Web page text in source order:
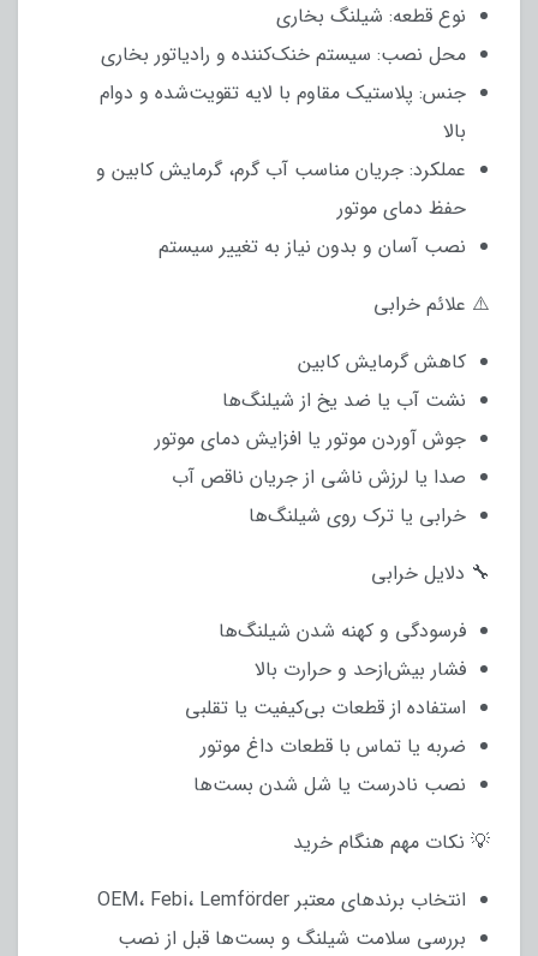
نوع قطعه: شیلنگ بخاری
محل نصب: سیستم خنک‌کننده و رادیاتور بخاری
جنس: پلاستیک مقاوم با لایه تقویت‌شده و دوام
بالا
عملکرد: جریان مناسب آب گرم، گرمایش کابین و
حفظ دمای موتور
نصب آسان و بدون نیاز به تغییر سیستم
⚠️ علائم خرابی
کاهش گرمایش کابین
نشت آب یا ضد یخ از شیلنگ‌ها
جوش آوردن موتور یا افزایش دمای موتور
صدا یا لرزش ناشی از جریان ناقص آب
خرابی یا ترک روی شیلنگ‌ها
🔧 دلایل خرابی
فرسودگی و کهنه شدن شیلنگ‌ها
فشار بیش‌ازحد و حرارت بالا
استفاده از قطعات بی‌کیفیت یا تقلبی
ضربه یا تماس با قطعات داغ موتور
نصب نادرست یا شل شدن بست‌ها
💡 نکات مهم هنگام خرید
انتخاب برندهای معتبر OEM، Febi، Lemförder
بررسی سلامت شیلنگ و بست‌ها قبل از نصب